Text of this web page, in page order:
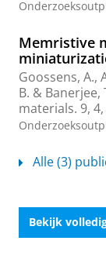
Memristive
Goossens, A.,
B. & Banerjee,
materials. 9, 4,
Alle (3)
Bekijk